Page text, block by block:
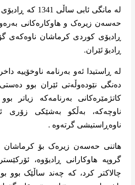
لە مانگی ئابی
حەسەن زیرەک و هاوکارەکانی
ڕادیۆی کوردی کرماشان ناوەکەی
ڕادیۆ ئێران.
لە ڕاستیدا ئەو بەرنامە ناوخۆییە
دەنگی نێودەوڵەتی ئێران بوو
کاتژمێرەکانی بەرنامەکە زیاتر
ناوچەکە، بەڵکو بەشێکی زۆری
ناوەڕاستیشی گرتەوە .
هاتنی حەسەن زیرەک بۆ کرماشان
گروپە هاوکارانی ڕادیۆوە،
چالاکتر کرد، کە چەند ساڵێک بوو